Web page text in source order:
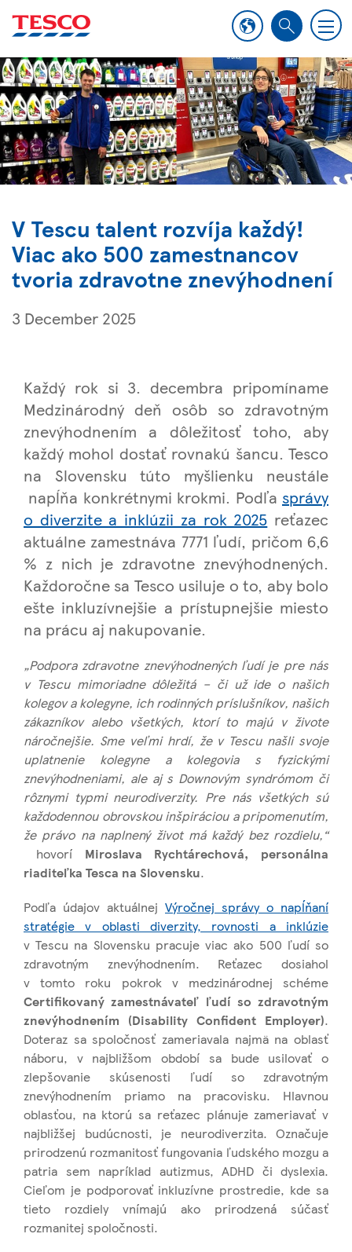
S
a
r
c
h
M
e
n
u
V Tescu talent rozvíja každý!
Viac ako 500 zamestnancov
tvoria zdravotne znevýhodnení
3 December 2025
Každý rok si 3. decembra pripomíname
Medzinárodný deň osôb so zdravotným
znevýhodnením a dôležitosť toho, aby
každý mohol dostať rovnakú šancu. Tesco
na Slovensku túto myšlienku neustále
napĺňa konkrétnymi krokmi. Podľa správy
o diverzite a inklúzii za rok 2025 reťazec
aktuálne zamestnáva 7771 ľudí, pričom 6,6
% z nich je zdravotne znevýhodnených.
Každoročne sa Tesco usiluje o to, aby bolo
ešte inkluzívnejšie a prístupnejšie miesto
na prácu aj nakupovanie.
„Podpora zdravotne znevýhodnených ľudí je pre nás
v Tescu mimoriadne dôležitá – či už ide o našich
kolegov a kolegyne, ich rodinných príslušníkov, našich
zákazníkov alebo všetkých, ktorí to majú v živote
náročnejšie. Sme veľmi hrdí, že v Tescu našli svoje
uplatnenie kolegyne a kolegovia s fyzickými
znevýhodneniami, ale aj s Downovým syndrómom či
rôznymi typmi neurodiverzity. Pre nás všetkých sú
každodennou obrovskou inšpiráciou a pripomenutím,
že právo na naplnený život má každý bez rozdielu,“
hovorí Miroslava Rychtárechová, personálna
riaditeľka Tesca na Slovensku.
Podľa údajov aktuálnej Výročnej správy o napĺňaní
stratégie v oblasti diverzity, rovnosti a inklúzie
v Tescu na Slovensku pracuje viac ako 500 ľudí so
zdravotným znevýhodnením. Reťazec dosiahol
v tomto roku pokrok v medzinárodnej schéme
Certifikovaný zamestnávateľ ľudí so zdravotným
znevýhodnením (Disability Confident Employer).
Doteraz sa spoločnosť zameriavala najmä na oblasť
náboru, v najbližšom období sa bude usilovať o
zlepšovanie skúsenosti ľudí so zdravotným
znevýhodnením priamo na pracovisku. Hlavnou
oblasťou, na ktorú sa reťazec plánuje zameriavať v
najbližšej budúcnosti, je neurodiverzita. Označuje
prirodzenú rozmanitosť fungovania ľudského mozgu a
patria sem napríklad autizmus, ADHD či dyslexia.
Cieľom je podporovať inkluzívne prostredie, kde sa
tieto rozdiely vnímajú ako prirodzená súčasť
rozmanitej spoločnosti.